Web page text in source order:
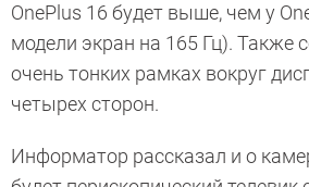
OnePlus 16 будет выше, чем у
модели экран на 165 Гц). Также
очень тонких рамках вокруг
четырех сторон.
Информатор рассказал и о